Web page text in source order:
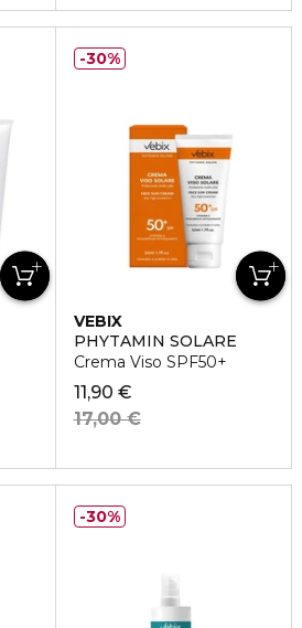
VEBIX
PHYTAMIN SOLARE
Crema Viso SPF50+
11,90 €
17,00 €
30%
30%